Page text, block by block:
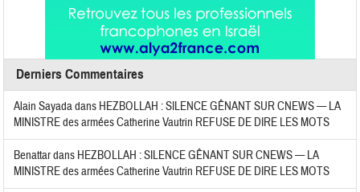
Derniers Commentaires
Alain Sayadadans HEZBOLLAH : SILENCE GÊNANT SUR CNEWS — LA
MINISTRE des armées Catherine Vautrin REFUSE DE DIRE LES MOTS
Benattardans HEZBOLLAH : SILENCE GÊNANT SUR CNEWS — LA
MINISTRE des armées Catherine Vautrin REFUSE DE DIRE LES MOTS